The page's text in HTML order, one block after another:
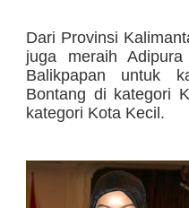
Dari Provinsi
juga meraih
Balikpapan untuk
Bontang di kategori
kategori Kota Kecil.